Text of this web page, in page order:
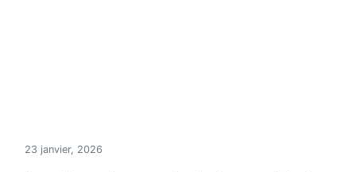
23 janvier, 2026